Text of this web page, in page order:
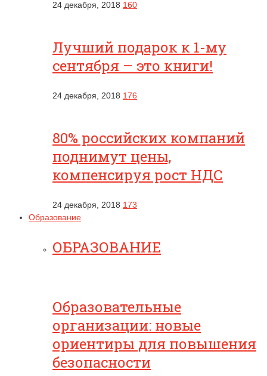
24 декабря, 2018 160
Лучший подарок к 1-му
сентября – это книги!
24 декабря, 2018 176
80% российских компаний
поднимут цены,
компенсируя рост НДС
24 декабря, 2018 173
Образование
ОБРАЗОВАНИЕ
Образовательные
организации: новые
ориентиры для повышения
безопасности